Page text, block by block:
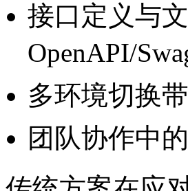
接口定义与
OpenAPI/
多环境切换
团队协作中